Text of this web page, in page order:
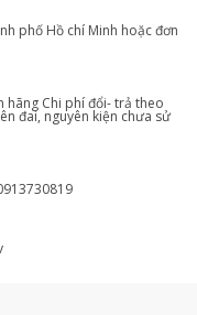
phố Hồ chí Minh hoặc đơn
hãng Chi phí đổi- trả theo
đai, nguyên kiện chưa sử